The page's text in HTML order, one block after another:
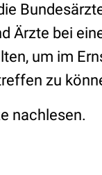
Ärzte bei
um im
zu
nachlesen.